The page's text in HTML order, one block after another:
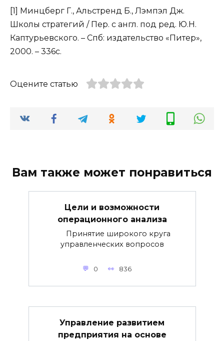
[1] Минцберг Г., Альстренд Б., Лэмпэл Дж.
Школы стратегий / Пер. с англ. под ред. Ю.Н.
Каптурьевского. – Спб: издательство «Питер»,
2000. – 336с.
Оцените статью
Вам также может понравиться
Цели и возможности
операционного анализа
Принятие широкого круга
управленческих вопросов
0 836
Управление развитием
предприятия на основе